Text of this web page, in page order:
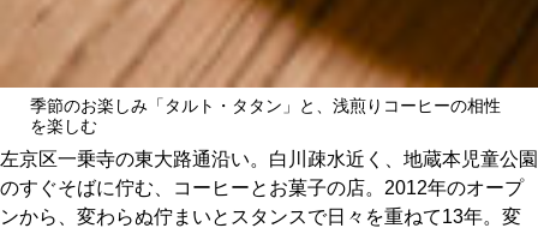
すべて
関西で開催。
おすすめの展覧会
おすすめの映画
季節のお楽しみ「タルト・タタン」と、浅煎りコーヒーの相性
を楽しむ
左京区一乗寺の東大路通沿い。白川疎水近く、地蔵本児童公園
のすぐそばに佇む、コーヒーとお菓子の店。2012年のオープ
ンから、変わらぬ佇まいとスタンスで日々を重ねて13年。変